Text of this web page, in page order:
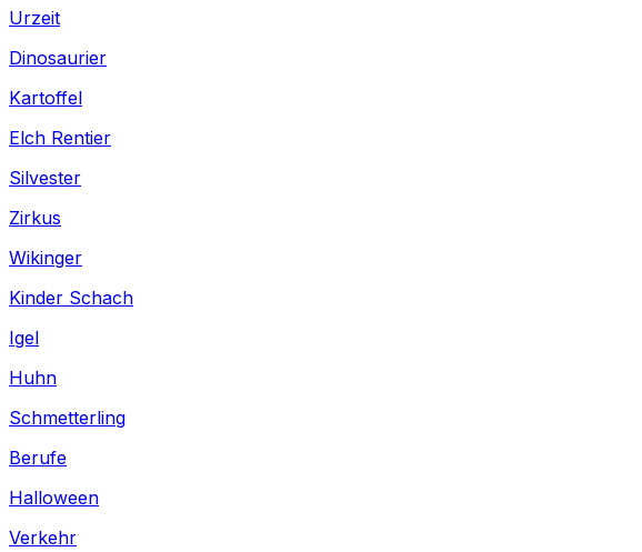
Urzeit
Dinosaurier
Kartoffel
Elch Rentier
Silvester
Zirkus
Wikinger
Kinder Schach
Igel
Huhn
Schmetterling
Berufe
Halloween
Verkehr